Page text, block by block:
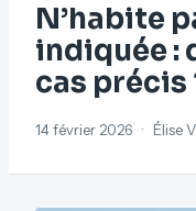
Immobilier
Jardinage
N’habite
indiquée :
cas précis
14 février 2026 · Élise